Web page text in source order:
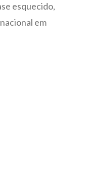
esquecido,
em